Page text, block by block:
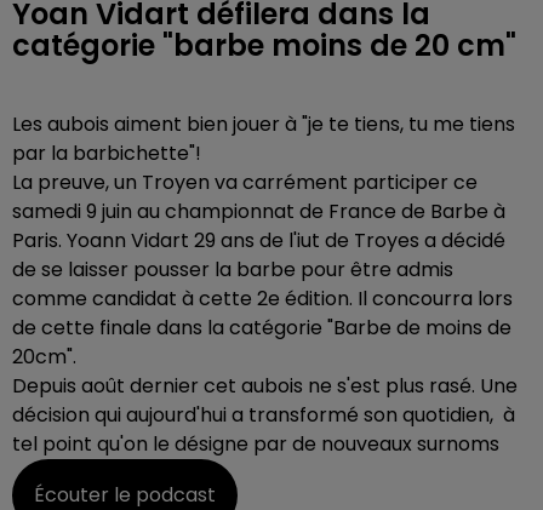
Yoan Vidart défilera dans la
catégorie "barbe moins de 20 cm"
Les aubois aiment bien jouer à "je te tiens, tu me tiens
par la barbichette"!
La preuve, un Troyen va carrément participer ce
samedi 9 juin au championnat de France de Barbe à
Paris. Yoann Vidart 29 ans de l'iut de Troyes a décidé
de se laisser pousser la barbe pour être admis
comme candidat à cette 2e édition. Il concourra lors
de cette finale dans la catégorie "Barbe de moins de
20cm".
Depuis août dernier cet aubois ne s'est plus rasé. Une
décision qui aujourd'hui a transformé son quotidien, à
tel point qu'on le désigne par de nouveaux surnoms
Écouter le podcast